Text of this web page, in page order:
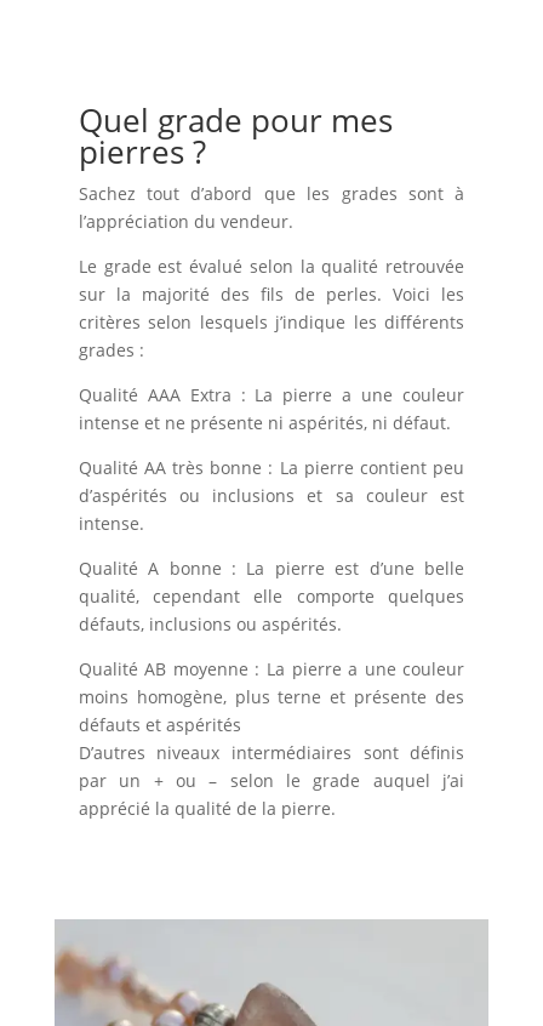
Quel grade pour mes
pierres ?
Sachez tout d’abord que les grades sont à
l’appréciation du vendeur.
Le grade est évalué selon la qualité retrouvée
sur la majorité des fils de perles. Voici les
critères selon lesquels j’indique les différents
grades :
Qualité AAA Extra : La pierre a une couleur
intense et ne présente ni aspérités, ni défaut.
Qualité AA très bonne : La pierre contient peu
d’aspérités ou inclusions et sa couleur est
intense.
Qualité A bonne : La pierre est d’une belle
qualité, cependant elle comporte quelques
défauts, inclusions ou aspérités.
Qualité AB moyenne : La pierre a une couleur
moins homogène, plus terne et présente des
défauts et aspérités
D’autres niveaux intermédiaires sont définis
par un + ou – selon le grade auquel j’ai
apprécié la qualité de la pierre.